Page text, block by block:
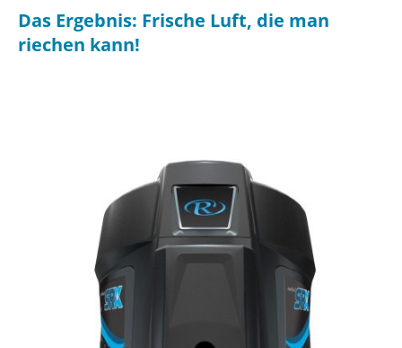
Das Ergebnis: Frische Luft, die man
riechen kann!